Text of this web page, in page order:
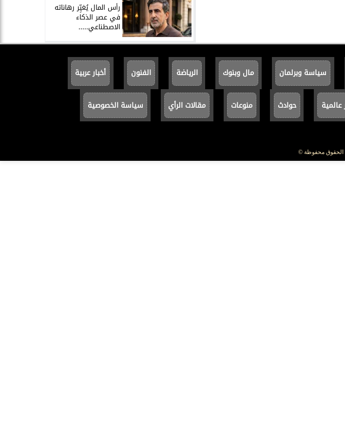
رأس المال يُغيِّر رهاناته
في عصر الذكاء
الاصطناعي.....
سياسة وبرلمان مال وبنوك الرياضة الفنون أخبار عربية
عالمية حوادث منوعات مقالات الرأي سياسة الخصوصية
الحقوق محفوظة ©